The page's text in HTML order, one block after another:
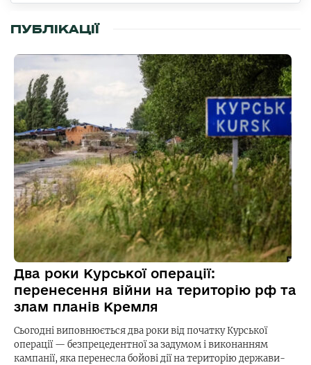
ПУБЛІКАЦІЇ
Два роки Курської операції:
перенесення війни на територію рф та
злам планів Кремля
Сьогодні виповнюється два роки від початку Курської
операції — безпрецедентної за задумом і виконанням
кампанії, яка перенесла бойові дії на територію держави-